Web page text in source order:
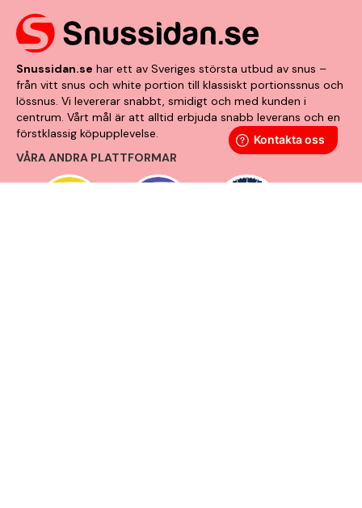
Snussidan.se har ett av Sveriges största utbud av snus –
från vitt snus och white portion till klassiskt portionssnus och
lössnus. Vi levererar snabbt, smidigt och med kunden i
centrum. Vårt mål är att alltid erbjuda snabb leverans och en
förstklassig köpupplevelse.
VÅRA ANDRA PLATTFORMAR